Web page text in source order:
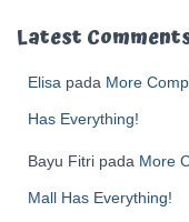
Latest
Elisa pada More
Has Everything!
Bayu Fitri pada More
Mall Has Everything!